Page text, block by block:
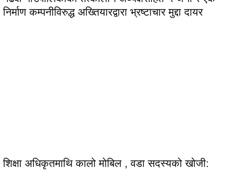
निर्माण कम्पनीविरुद्ध अख्तियारद्वारा भ्रष्टाचार मुद्दा दायर
शिक्षा अधिकृतमाथि कालो मोबिल , वडा सदस्यको खोजी: